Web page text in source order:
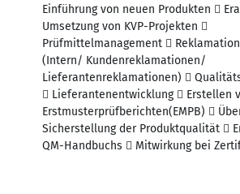
Einführung von neuen Produkten 
Umsetzung von KVP-Projekten 
Prüfmittelmanagement 
(Intern/ Kundenreklamationen/
Lieferantenreklamationen) 
 Lieferantenentwicklung  Erstellen
Erstmusterprüfberichten(EMPB) 
Sicherstellung der Produktqualität 
QM-Handbuchs  Mitwirkung bei